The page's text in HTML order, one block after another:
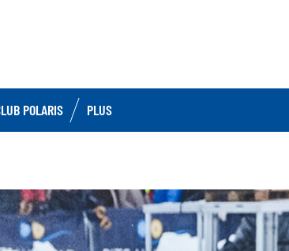
POLARIS PLUS